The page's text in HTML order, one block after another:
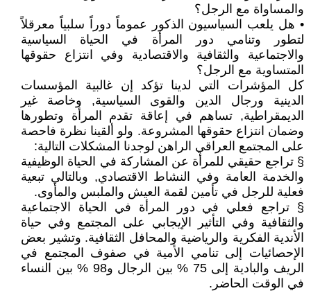
والمساواة مع الرجل؟
• هل يلعب السياسيون الذكور عموماً دوراً سلبياً معرقلاً
لتطور وتنامي دور المرأة في الحياة السياسية
والاجتماعية والثقافية والاقتصادية وفي انتزاع حقوقها
المتساوية مع الرجل؟
كل المؤشرات التي لدينا تؤكد إن غالبية المؤسسات
الدينية ورجال الدين والقوى السياسية, وخاصة غير
الديمقراطية, تساهم في إعاقة تقدم المرأة وتطورها
وضمان انتزاع حقوقها المشروعة. ولو ألقينا نظرة فاحصة
على المجتمع العراقي الراهن لوجدنا المشكلات التالية:
§ تراجع حقيقي للمرأة عن المشاركة في الحياة الوظيفية
والخدمة العامة وفي النشاط الاقتصادي, وبالتالي تبعية
فعلية للرجل في تأمين لقمة العيش والملبس والمأوى.
§ تراجع فعلي في دور المرأة في الحياة الاجتماعية
والثقافية وفي التأثير الإيجابي على المجتمع وفي حياة
الأندية الفكرية والرياضية والمحافل الثقافية. وتشير بعض
الإحصائيات إلى تنامي الأمية في صفوف المجتمع في
الريف والبادية إلى 75 % بين الرجال و98 % بين النساء
في الوقت الحاضر.